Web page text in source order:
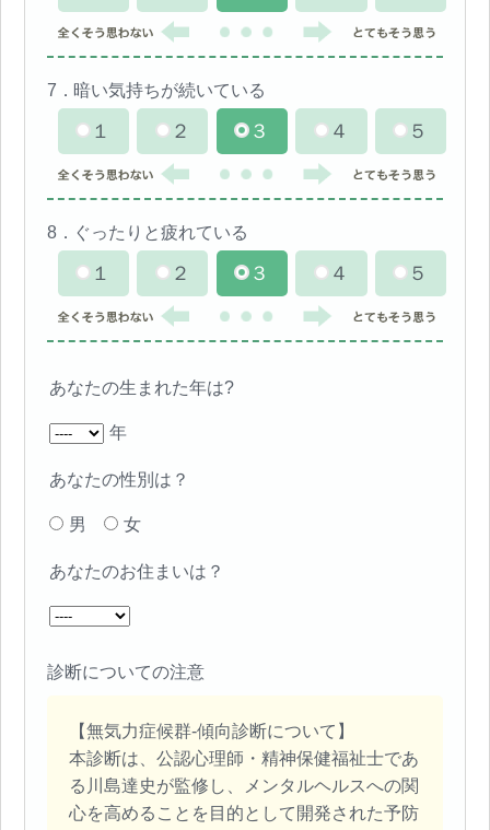
7． 暗い気持ちが続いている
１ ２ ３ ４ ５
8． ぐったりと疲れている
１ ２ ３ ４ ５
あなたの生まれた年は?
年
あなたの性別は？
男 女
あなたのお住まいは？
診断についての注意
【無気力症候群‐傾向診断について】
本診断は、公認心理師・精神保健福祉士であ
る川島達史が監修し、メンタルヘルスへの関
心を高めることを目的として開発された予防